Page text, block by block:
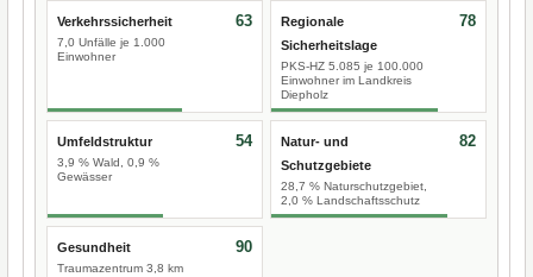
Verkehrssicherheit
7,0 Unfälle je 1.000
Einwohner
63
Regionale
Sicherheitslage
PKS-HZ 5.085 je 100.000
Einwohner im Landkreis
Diepholz
78
Umfeldstruktur
3,9 % Wald, 0,9 %
Gewässer
54
Natur- und
Schutzgebiete
28,7 % Naturschutzgebiet,
2,0 % Landschaftsschutz
82
Gesundheit
Traumazentrum 3,8 km
90